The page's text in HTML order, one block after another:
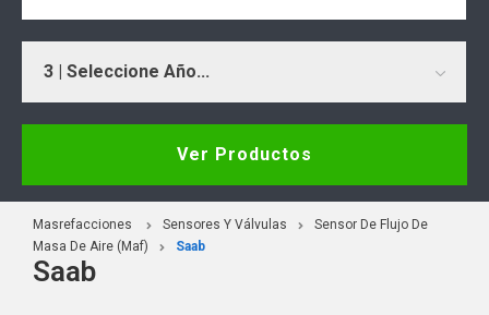
3 | Seleccione Año...
Ver Productos
Masrefacciones Sensores Y Válvulas
Sensor De Flujo De
Masa De Aire (Maf)
Saab
Saab